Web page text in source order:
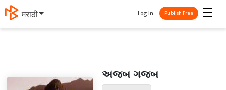
मराठी ☰
Log In Publish Free
અજબ ગજબ